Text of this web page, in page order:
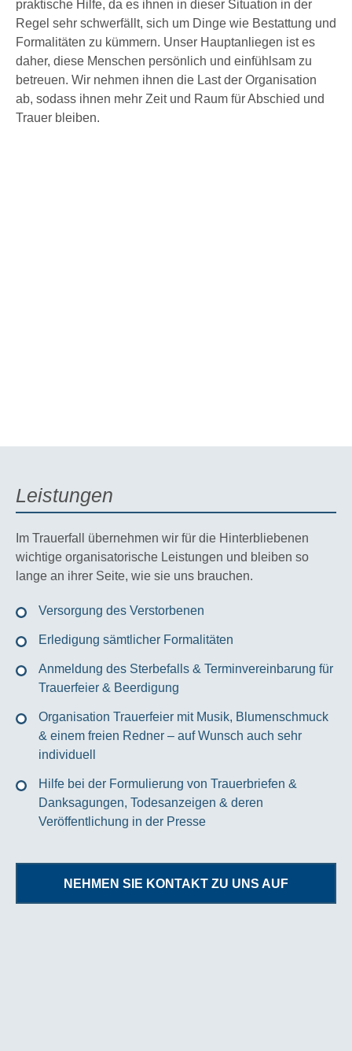
praktische Hilfe, da es ihnen in dieser Situation in der
Regel sehr schwerfällt, sich um Dinge wie Bestattung und
Formalitäten zu kümmern. Unser Hauptanliegen ist es
daher, diese Menschen persönlich und einfühlsam zu
betreuen. Wir nehmen ihnen die Last der Organisation
ab, sodass ihnen mehr Zeit und Raum für Abschied und
Trauer bleiben.
Leistungen
Im Trauerfall übernehmen wir für die Hinterbliebenen
wichtige organisatorische Leistungen und bleiben so
lange an ihrer Seite, wie sie uns brauchen.
Versorgung des Verstorbenen
Erledigung sämtlicher Formalitäten
Anmeldung des Sterbefalls & Terminvereinbarung für
Trauerfeier & Beerdigung
Organisation Trauerfeier mit Musik, Blumenschmuck
& einem freien Redner – auf Wunsch auch sehr
individuell
Hilfe bei der Formulierung von Trauerbriefen &
Danksagungen, Todesanzeigen & deren
Veröffentlichung in der Presse
NEHMEN SIE KONTAKT ZU UNS AUF